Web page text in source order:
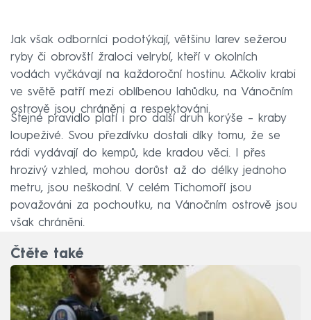
Jak však odborníci podotýkají, většinu larev sežerou
ryby či obrovští žraloci velrybí, kteří v okolních
vodách vyčkávají na každoroční hostinu. Ačkoliv krabi
ve světě patří mezi oblíbenou lahůdku, na Vánočním
ostrově jsou chráněni a respektováni.
Stejné pravidlo platí i pro další druh korýše – kraby
loupeživé. Svou přezdívku dostali díky tomu, že se
rádi vydávají do kempů, kde kradou věci. I přes
hrozivý vzhled, mohou dorůst až do délky jednoho
metru, jsou neškodní. V celém Tichomoří jsou
považováni za pochoutku, na Vánočním ostrově jsou
však chráněni.
Čtěte také